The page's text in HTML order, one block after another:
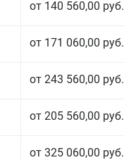
от 140 560,00 руб.
от 171 060,00 руб.
от 243 560,00 руб.
от 205 560,00 руб.
от 325 060,00 руб.